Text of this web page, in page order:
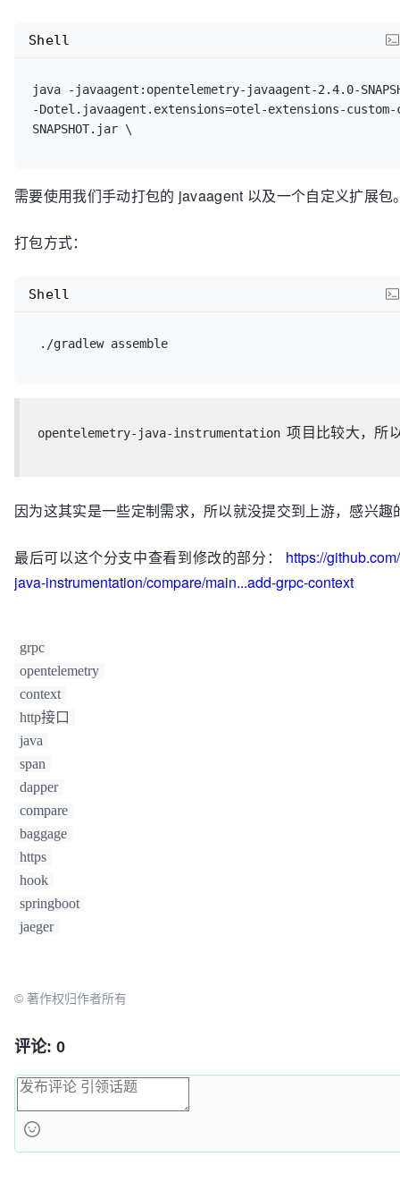
java -javaagent:opentelemetry-javaagent-2.4.0-
-Dotel.javaagent.extensions=otel-extensions-
Shell
需要使用我们手动打包的 javaagent 以及一个自定义扩展包
打包方式：
Shell
opentelemetry-java-instrumentation 项目比较大，所
因为这其实是一些定制需求，所以就没提交到上游，感兴
最后可以这个分支中查看到修改的部分： https://
java-instrumentation/compare/main...add-grpc-context
grpc
opentelemetry
context
http接口
java
span
dapper
compare
baggage
https
hook
springboot
jaeger
© 著作权归作者所有
评论: 0